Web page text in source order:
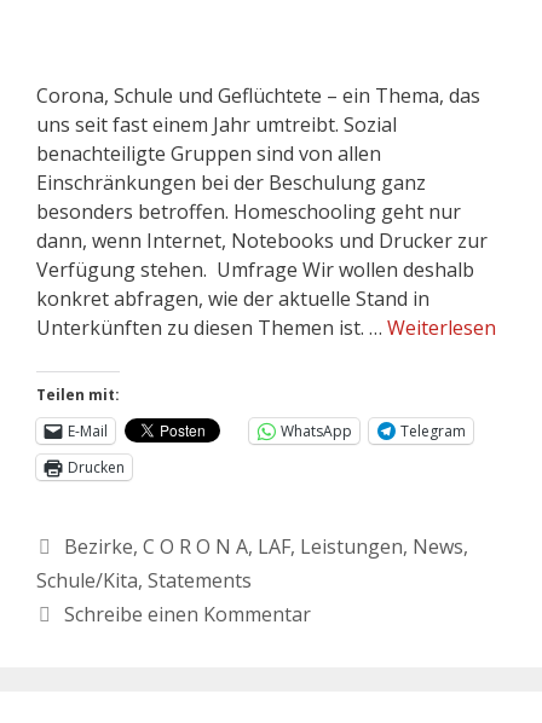
Corona, Schule und Geflüchtete – ein Thema, das
uns seit fast einem Jahr umtreibt. Sozial
benachteiligte Gruppen sind von allen
Einschränkungen bei der Beschulung ganz
besonders betroffen. Homeschooling geht nur
dann, wenn Internet, Notebooks und Drucker zur
Verfügung stehen. Umfrage Wir wollen deshalb
konkret abfragen, wie der aktuelle Stand in
Unterkünften zu diesen Themen ist. … Weiterlesen
Teilen mit:
E-Mail
WhatsApp
Telegram
Drucken
Bezirke, C O R O N A, LAF, Leistungen, News,
Schule/Kita, Statements
Schreibe einen Kommentar